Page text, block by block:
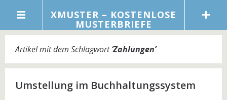
XMUSTER – KOSTENLOSE
MUSTERBRIEFE
Artikel mit dem Schlagwort‘Zahlungen’
Umstellung im Buchhaltungssystem